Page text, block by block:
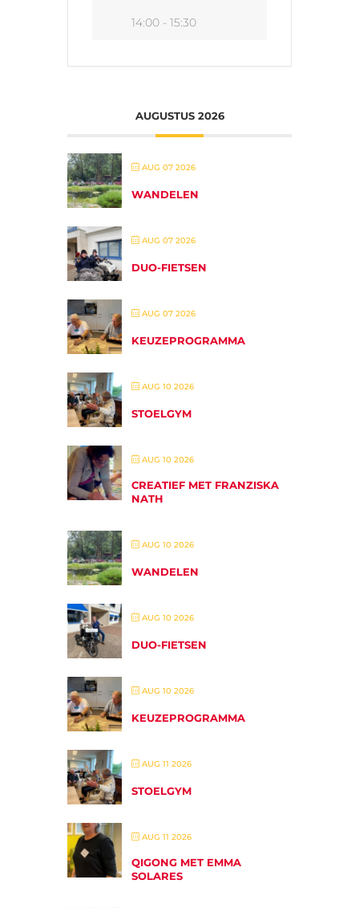
14:00 - 15:30
AUGUSTUS 2026
AUG 07 2026
WANDELEN
AUG 07 2026
DUO-FIETSEN
AUG 07 2026
KEUZEPROGRAMMA
AUG 10 2026
STOELGYM
AUG 10 2026
CREATIEF MET FRANZISKA
NATH
AUG 10 2026
WANDELEN
AUG 10 2026
DUO-FIETSEN
AUG 10 2026
KEUZEPROGRAMMA
AUG 11 2026
STOELGYM
AUG 11 2026
QIGONG MET EMMA
SOLARES